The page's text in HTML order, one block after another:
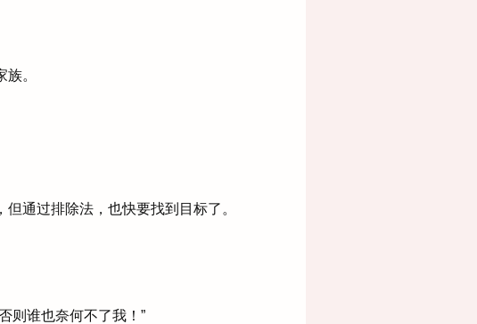
。
通过排除法，也快要找到目标了。
则谁也奈何不了我！”